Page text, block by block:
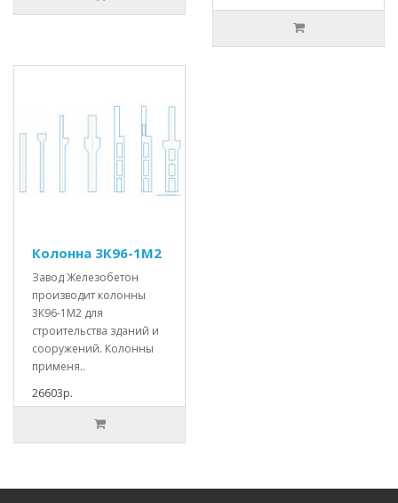
Колонна 3К96-1М2
Завод Железобетон
производит колонны
3К96-1М2 для
строительства зданий и
сооружений. Колонны
применя..
26603р.